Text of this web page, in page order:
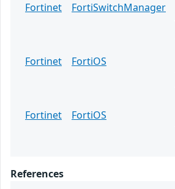
Fortinet
FortiSwitchManager
Fortinet
FortiOS
Fortinet
FortiOS
References